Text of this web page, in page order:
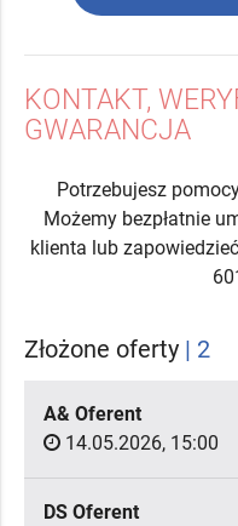
KONTAKT,
GWARANCJA
Potrzebujesz
Możemy bezpłatnie
klienta lub
Złożone oferty | 2
A& Oferent
14.05.2026, 15:00
DS Oferent